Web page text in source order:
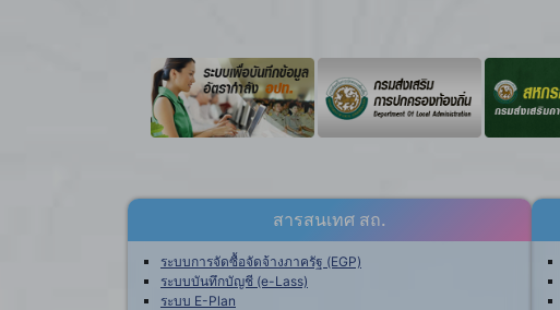
สารสนเทศ สถ.
ระบบการจัดซื้อจัดจ้างภาครัฐ (EGP)
ระบบบันทึกบัญชี (e-Lass)
ระบบ E-Plan